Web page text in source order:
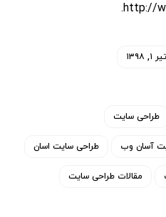
تیر ۱, ۱۳۹۸
طراحی سایت
آسان وب طراحی سایت اسان
مقالات طراحی سایت